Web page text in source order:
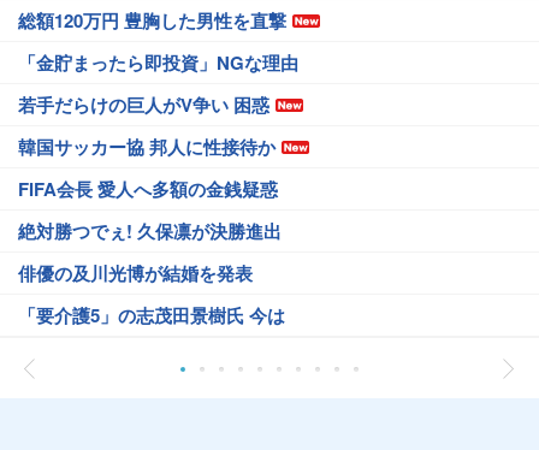
総額120万円 豊胸した男性を直撃
「金貯まったら即投資」NGな理由
若手だらけの巨人がV争い 困惑
韓国サッカー協 邦人に性接待か
FIFA会長 愛人へ多額の金銭疑惑
絶対勝つでぇ! 久保凛が決勝進出
俳優の及川光博が結婚を発表
「要介護5」の志茂田景樹氏 今は